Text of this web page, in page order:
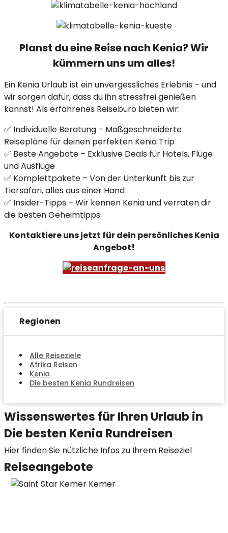
Planst du eine Reise nach Kenia? Wir
kümmern uns um alles!
Ein Kenia Urlaub ist ein unvergessliches Erlebnis – und
wir sorgen dafür, dass du ihn stressfrei genießen
kannst! Als erfahrenes Reisebüro bieten wir:
✅ Individuelle Beratung – Maßgeschneiderte
Reisepläne für deinen perfekten Kenia Trip
✅ Beste Angebote – Exklusive Deals für Hotels, Flüge
und Ausflüge
✅ Komplettpakete – Von der Unterkunft bis zur
Tiersafari, alles aus einer Hand
✅ Insider-Tipps – Wir kennen Kenia und verraten dir
die besten Geheimtipps
Kontaktiere uns jetzt für dein persönliches Kenia
Angebot!
Regionen
Alle Reiseziele
Afrika Reisen
Kenia
Die besten Kenia Rundreisen
Wissenswertes für Ihren Urlaub in
Die besten Kenia Rundreisen
Hier finden Sie nützliche Infos zu Ihrem Reiseziel
Reiseangebote